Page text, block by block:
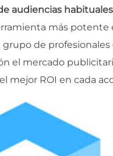
audiencias habituales
más potente
de profesionales
el mercado
mejor ROI en cada